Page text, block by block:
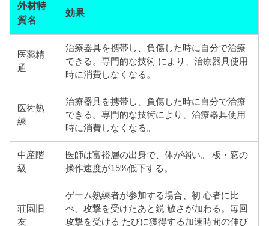
外材特
質名
効果
医薬精
通
治療器具を携帯し、負傷した時に自分で治療
できる。専門的な技術 により、治療器具使用
時に消費しなくなる。
医術熟
練
治療器具を携帯し、負傷した時に自分で治療
できる。専門的な技術により、治療器具使用
時に消費しなくなる。
中産階
級
医師は富裕層の出身で、体が弱い。 板・窓の
操作速度が15%低下する。
荘園旧
友
ゲーム熟練者が参加する場合、初 心者に比
べ、攻撃を受けたあと鋭 敏さが加わる。毎回
攻撃を受ける たびに獲得する加速時間の伸び